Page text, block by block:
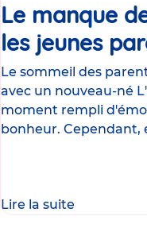
Le manque
les jeunes
Le sommeil des
avec un nouveau-né
moment rempli
bonheur. Cependant,
Lire la suite